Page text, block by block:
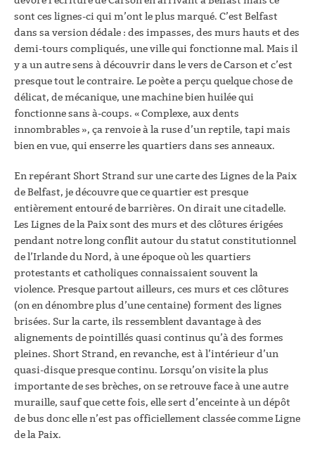
sont ces lignes-ci qui m’ont le plus marqué. C’est Belfast
dans sa version dédale : des impasses, des murs hauts et des
demi-tours compliqués, une ville qui fonctionne mal. Mais il
y a un autre sens à découvrir dans le vers de Carson et c’est
presque tout le contraire. Le poète a perçu quelque chose de
délicat, de mécanique, une machine bien huilée qui
fonctionne sans à-coups. « Complexe, aux dents
innombrables », ça renvoie à la ruse d’un reptile, tapi mais
bien en vue, qui enserre les quartiers dans ses anneaux.
En repérant Short Strand sur une carte des Lignes de la Paix
de Belfast, je découvre que ce quartier est presque
entièrement entouré de barrières. On dirait une citadelle.
Les Lignes de la Paix sont des murs et des clôtures érigées
pendant notre long conflit autour du statut constitutionnel
de l’Irlande du Nord, à une époque où les quartiers
protestants et catholiques connaissaient souvent la
violence. Presque partout ailleurs, ces murs et ces clôtures
(on en dénombre plus d’une centaine) forment des lignes
brisées. Sur la carte, ils ressemblent davantage à des
alignements de pointillés quasi continus qu’à des formes
pleines. Short Strand, en revanche, est à l’intérieur d’un
quasi-disque presque continu. Lorsqu’on visite la plus
importante de ses brèches, on se retrouve face à une autre
muraille, sauf que cette fois, elle sert d’enceinte à un dépôt
de bus donc elle n’est pas officiellement classée comme Ligne
de la Paix.